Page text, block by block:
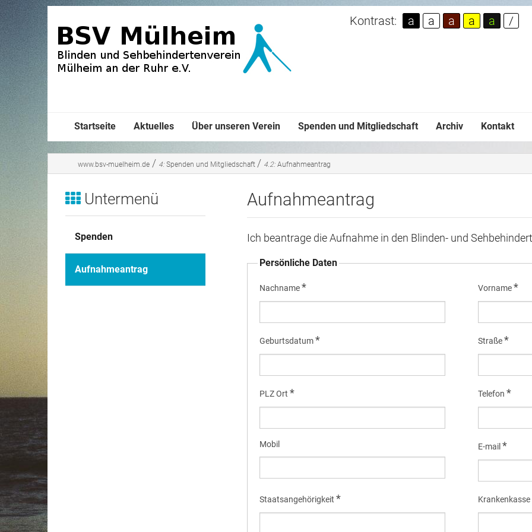
Kontrast: a a a a a /
Startseite Aktuelles Über unseren Verein Spenden und Mitgliedschaft Archiv Kontakt
www.bsv-muelheim.de / 4: Spenden und Mitgliedschaft / 4.2: Aufnahmeantrag
Untermenü
Spenden
Aufnahmeantrag
Aufnahmeantrag
Ich beantrage die Aufnahme in den Blinden- und
Persönliche Daten
Nachname* Vorname*
Geburtsdatum* Straße*
PLZ Ort * Telefon *
Mobil E-mail *
Staatsangehörigkeit * Krankenkasse